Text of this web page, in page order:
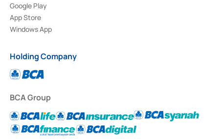
Google Play
App Store
Windows App
Holding Company
BCA Group